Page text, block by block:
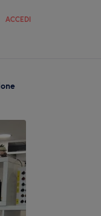
ACCEDI